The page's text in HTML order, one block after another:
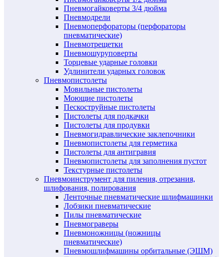
Пневмогайковерты 3/4 дюйма
Пневмодрели
Пневмоперфораторы (перфораторы
пневматические)
Пневмотрещетки
Пневмошуруповерты
Торцевые ударные головки
Удлинители ударных головок
Пневмопистолеты
Мовильные пистолеты
Моющие пистолеты
Пескоструйные пистолеты
Пистолеты для подкачки
Пистолеты для продувки
Пневмогидравлические заклепочники
Пневмопистолеты для герметика
Пистолеты для антигравия
Пневмопистолеты для заполнения пустот
Текстурные пистолеты
Пневмоинструмент для пиления, отрезания,
шлифования, полирования
Ленточные пневматические шлифмашинки
Лобзики пневматические
Пилы пневматические
Пневмограверы
Пневмоножницы (ножницы
пневматические)
Пневмошлифмашины орбитальные (ЭШМ)